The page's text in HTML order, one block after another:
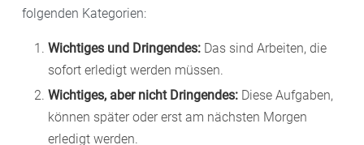
folgenden Kategorien:
Wichtiges und Dringendes: Das sind Arbeiten, die
sofort erledigt werden müssen.
Wichtiges, aber nicht Dringendes: Diese Aufgaben,
können später oder erst am nächsten Morgen
erledigt werden.